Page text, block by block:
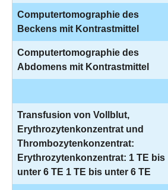
Computertomographie des
Beckens mit Kontrastmittel
Computertomographie des
Abdomens mit Kontrastmittel
Transfusion von Vollblut,
Erythrozytenkonzentrat und
Thrombozytenkonzentrat:
Erythrozytenkonzentrat: 1 TE bis
unter 6 TE 1 TE bis unter 6 TE